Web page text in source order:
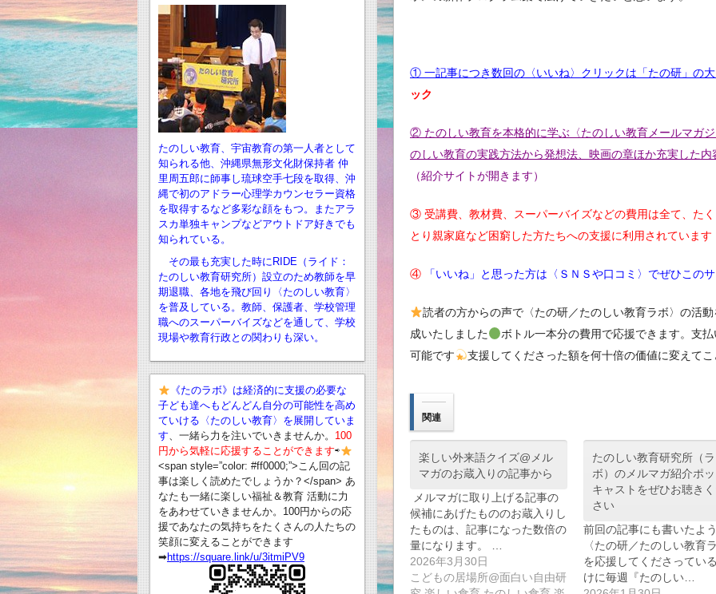
① 一記事につき数回の〈いいね〉クリックは「たの研」の
ック
② たのしい教育を本格的に学ぶ〈たのしい教育メールマガ
のしい教育の実践方法から発想法、映画の章ほか充実した
（紹介サイトが開きます）
③ 受講費、教材費、スーパーバイズなどの費用は全て、た
とり親家庭など困窮した方たちへの支援に利用されています
④ 「いいね」と思った方は〈ＳＮＳや口コミ〉でぜひこの
読者の方からの声で〈たの研／たのしい教育ラボ〉の活
成いたしました
ボトル一本分の費用で応援できます。支
可能です
支援してくださった額を何十倍の価値に変えて
関連
楽しい外来語クイズ@メル
マガのお蔵入りの記事から
メルマガに取り上げる記事の
候補にあげたもののお蔵入りし
たものは、記事になった数倍の
量になります。 …
2026年3月30日
こどもの居場所@面白い自由研
たのしい教育研究所（ラ
ボ）のメルマガ紹介ポ
キャストをぜひお聴き
さい
前回の記事にも書いたよ
〈たの研／たのしい教育
を応援してくださってい
けに毎週『たのしい…
たのしい教育、宇宙教育の第一人者として
知られる他、沖縄県無形文化財保持者 仲
里周五郎に師事し琉球空手七段を取得、沖
縄で初のアドラー心理学カウンセラー資格
を取得するなど多彩な顔をもつ。またアラ
スカ単独キャンプなどアウトドア好きでも
知られている。
その最も充実した時にRIDE（ライド：
たのしい教育研究所）設立のため教師を早
期退職、 各地を飛び回り〈たのしい教育〉
を普及している。教師、保護者、学校管理
職へのスーパーバイズなどを通して、学校
現場や教育行政との関わりも深い。
《たのラボ》は経済的に支援の必要な
子ども達へもどんどん自分の可能性を高め
ていける〈たのしい教育〉を展開していま
す、一緒ら力を注いでいきませんか。 100
円から気軽に応援することができます⇨
<span style=”color: #ff0000;”>こん回の記
事は楽しく読めたでしょうか？</span> あ
なたも一緒に楽しい福祉＆教育 活動に力
をあわせていきませんか。100円からの応
援であなたの気持ちをたくさんの人たちの
笑顔に変えることができます
➡︎https://square.link/u/3itmiPV9